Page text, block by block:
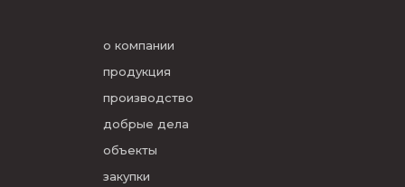
о компании
продукция
производство
добрые дела
объекты
закупки